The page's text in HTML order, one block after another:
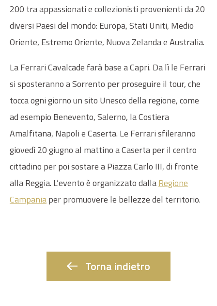
200 tra appassionati e collezionisti provenienti da 20
diversi Paesi del mondo: Europa, Stati Uniti, Medio
Oriente, Estremo Oriente, Nuova Zelanda e Australia.
La Ferrari Cavalcade farà base a Capri. Da lì le Ferrari
si sposteranno a Sorrento per proseguire il tour, che
tocca ogni giorno un sito Unesco della regione, come
ad esempio Benevento, Salerno, la Costiera
Amalfitana, Napoli e Caserta. Le Ferrari sfileranno
giovedì 20 giugno al mattino a Caserta per il centro
cittadino per poi sostare a Piazza Carlo III, di fronte
alla Reggia. L’evento è organizzato dallaRegione
Campaniaper promuovere le bellezze del territorio.
Torna indietro